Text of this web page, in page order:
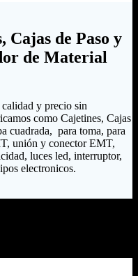
Cajas de Paso y
de Material
y precio sin
como Cajetines, Cajas
cuadrada, para toma, para
unión y conector EMT,
luces led, interruptor,
electronicos.